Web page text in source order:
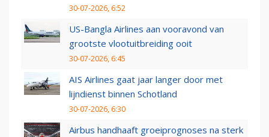
30-07-2026, 6:52
US-Bangla Airlines aan vooravond van
grootste vlootuitbreiding ooit
30-07-2026, 6:45
AIS Airlines gaat jaar langer door met
lijndienst binnen Schotland
30-07-2026, 6:30
Airbus handhaaft groeiprognoses na sterk